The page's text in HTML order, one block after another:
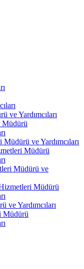
ve Yardımcıları
Müdürü
ve Yardımcıları
Müdürü
Müdürü ve
Müdürü
ve Yardımcıları
Müdürü